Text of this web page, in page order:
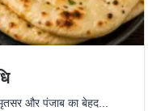
और पंजाब का बेहद...